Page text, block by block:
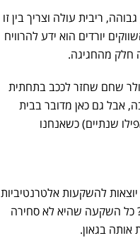
גבוהה, ריבית עולה וצריך בין זו
יורדים הוא ידע להרוויח
חלק מהחגיגה.
שחם שחזר לככב בתחתית
אבל גם כאן מדובר בבית
שנתיים) כשאנחנו
להשקעות אלטרנטיביות
כל השקעה שהיא לא סחירה
אותה בגאון.